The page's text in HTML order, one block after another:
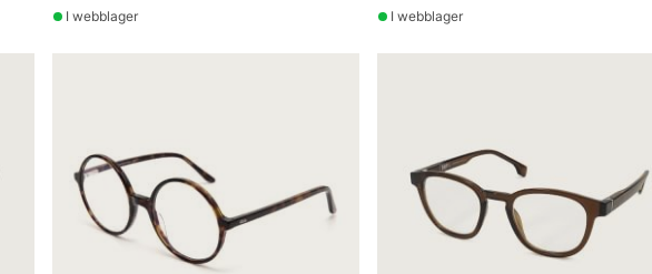
I webblager I webblager